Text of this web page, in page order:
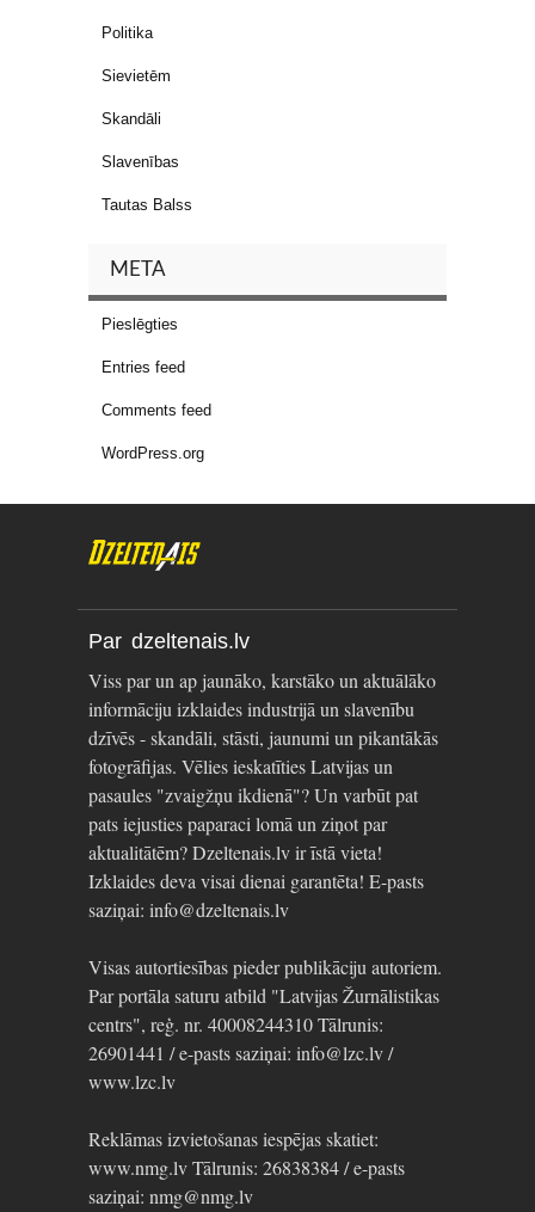
Politika
Sievietēm
Skandāli
Slavenības
Tautas Balss
META
Pieslēgties
Entries feed
Comments feed
WordPress.org
Par dzeltenais.lv
Viss par un ap jaunāko, karstāko un aktuālāko
informāciju izklaides industrijā un slavenību
dzīvēs - skandāli, stāsti, jaunumi un pikantākās
fotogrāfijas. Vēlies ieskatīties Latvijas un
pasaules "zvaigžņu ikdienā"? Un varbūt pat
pats iejusties paparaci lomā un ziņot par
aktualitātēm? Dzeltenais.lv ir īstā vieta!
Izklaides deva visai dienai garantēta! E-pasts
saziņai: info@dzeltenais.lv
Visas autortiesības pieder publikāciju autoriem.
Par portāla saturu atbild "Latvijas Žurnālistikas
centrs", reģ. nr. 40008244310 Tālrunis:
26901441 / e-pasts saziņai: info@lzc.lv /
www.lzc.lv
Reklāmas izvietošanas iespējas skatiet:
www.nmg.lv Tālrunis: 26838384 / e-pasts
saziņai: nmg@nmg.lv